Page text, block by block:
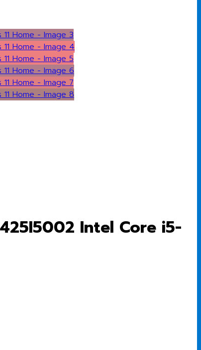
Intel Core i5-